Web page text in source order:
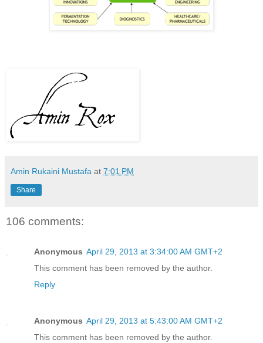
Amin Rukaini Mustafa at 7:01 PM
Share
106 comments:
Anonymous April 29, 2013 at 3:34:00 AM GMT+2
This comment has been removed by the author.
Reply
Anonymous April 29, 2013 at 5:43:00 AM GMT+2
This comment has been removed by the author.